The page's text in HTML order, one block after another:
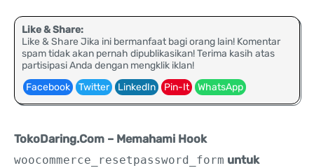
Like & Share:
Like & Share Jika ini bermanfaat bagi orang lain! Komentar
spam tidak akan pernah dipublikasikan! Terima kasih atas
partisipasi Anda dengan mengklik iklan!
Facebook
Twitter LinkedIn Pin-It WhatsApp
TokoDaring.Com – Memahami Hook
woocommerce_resetpassword_form untuk